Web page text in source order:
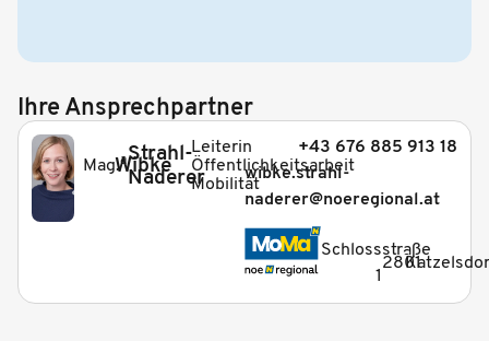
Ihre Ansprechpartner
Mag.a
Wibke
Strahl-
Naderer
Leiterin
Öffentlichkeitsarbeit
Mobilität
+43 676 885 913 18
wibke.strahl-
naderer@noeregional.at
Schlossstraße
1
2801
_